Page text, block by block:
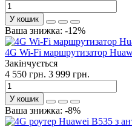
У кошик
Ваша знижка: -12%
4G Wi-Fi маршрутизатор
Закінчується
4 550 грн. 3 999 грн.
У кошик
Ваша знижка: -8%